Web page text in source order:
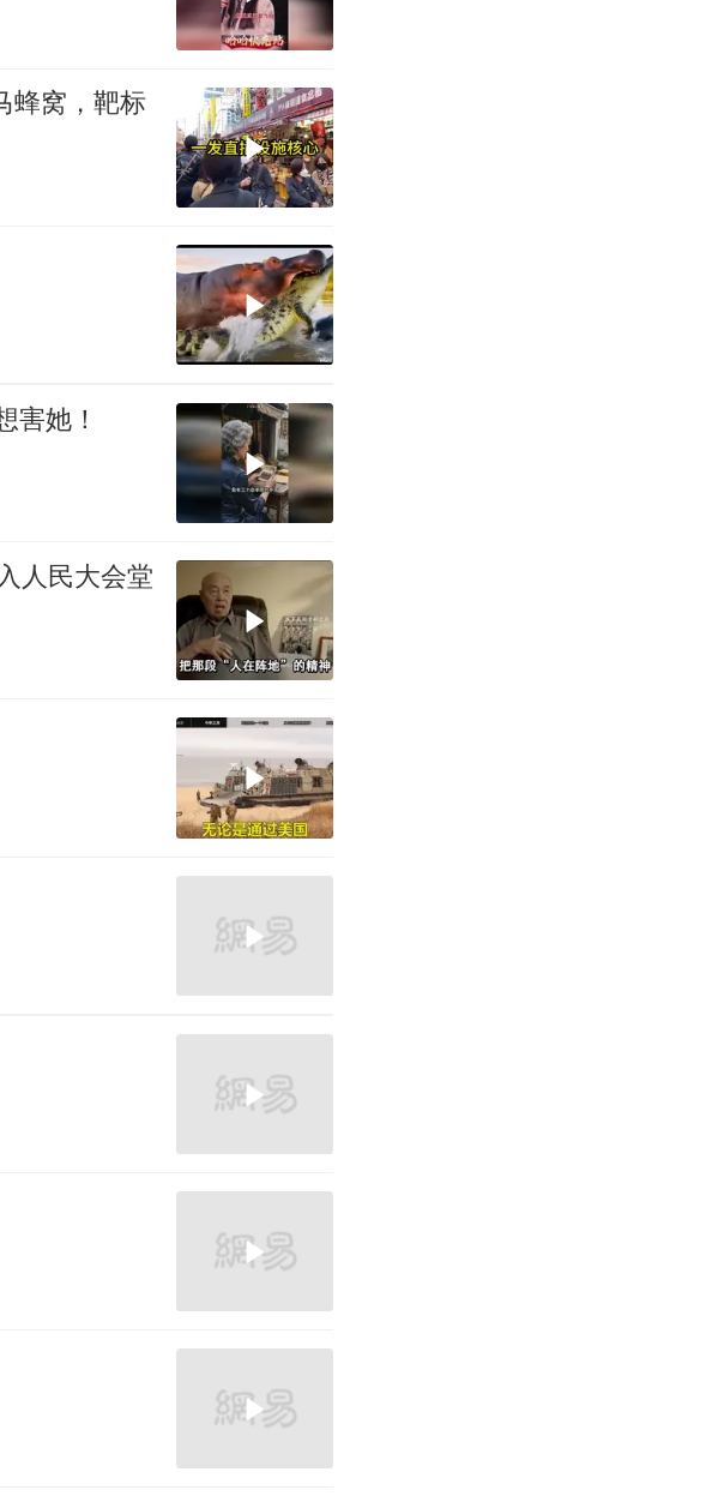
蜂窝，靶标
害她！
人民大会堂